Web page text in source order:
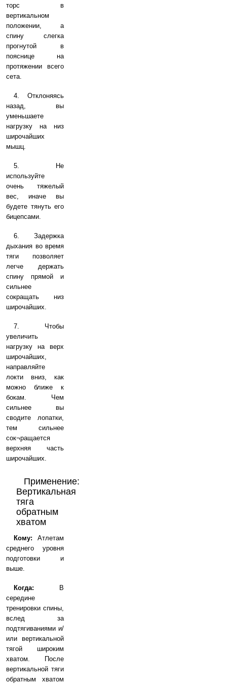
торс в
вертикальном
положении, а
спину слегка
прогнутой в
пояснице на
протяжении всего
сета.
4. Отклоняясь
назад, вы
уменьшаете
нагрузку на низ
широчайших
мышц.
5. Не
используйте
очень тяжелый
вес, иначе вы
будете тянуть его
бицепсами.
6. Задержка
дыхания во время
тяги позволяет
легче держать
спину прямой и
сильнее
сокращать низ
широчайших.
7. Чтобы
увеличить
нагрузку на верх
широчайших,
направляйте
локти вниз, как
можно ближе к
бокам. Чем
сильнее вы
сводите лопатки,
тем сильнее
сок¬ращается
верхняя часть
широчайших.
Применение:
Вертикальная
тяга
обратным
хватом
Кому: Атлетам
среднего уровня
подготовки и
выше.
Когда: В
середине
тренировки спины,
вслед за
подтягиваниями и/
или вертикальной
тягой широким
хватом. После
вертикальной тяги
обратным хватом